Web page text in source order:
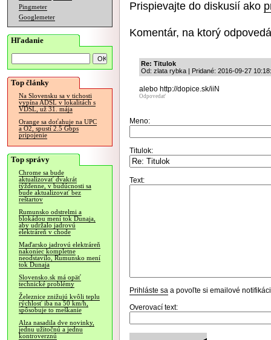
Pingmeter
Googlemeter
Hľadanie
Top články
Na Slovensku sa v tichosti
vypína ADSL v lokalitách s
VDSL, už 31. mája
Orange sa doťahuje na UPC
a O2, spustí 2.5 Gbps
pripojenie
Top správy
Chrome sa bude
aktualizovať dvakrát
týždenne, v budúcnosti sa
bude aktualizovať bez
reštartov
Rumunsko odstrelmi a
blokádou mení tok Dunaja,
aby udržalo jadrovú
elektráreň v chode
Maďarsko jadrovú elektráreň
nakoniec kompletne
neodstavilo, Rumunsko mení
tok Dunaja
Slovensko.sk má opäť
technické problémy
Železnice znižujú kvôli teplu
rýchlosť iba na 50 km/h,
spôsobuje to meškanie
Alza nasadila dve novinky,
jednu užitočnú a jednu
kontroverznú
Prispievajte do diskusií ako
Komentár, na ktorý
Re: Titulok
Od: zlata rybka | Pridané: 2016-09-27
alebo http://dopice.sk/iiN
Odpovedať
Meno:
Titulok:
Text:
Prihláste sa a povoľte si emailové
Overovací text: